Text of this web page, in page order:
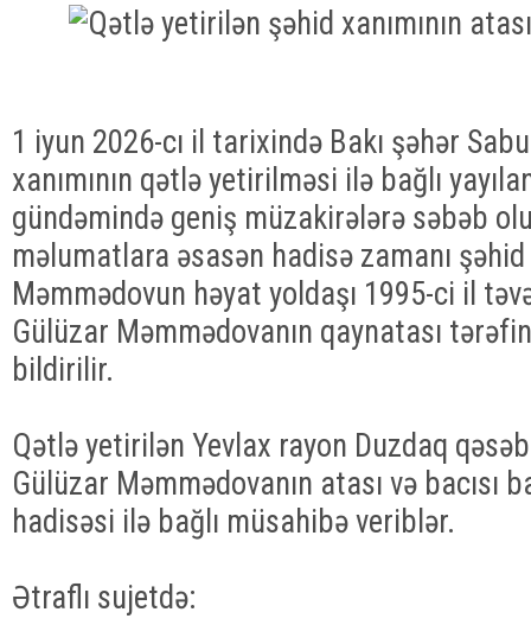
1 iyun 2026-cı il tarixində Bakı şəhər
xanımının qətlə yetirilməsi ilə bağlı
gündəmində geniş müzakirələrə səbəb
məlumatlara əsasən hadisə zamanı
Məmmədovun həyat yoldaşı 1995-ci il
Gülüzar Məmmədovanın qaynatası
bildirilir.
Qətlə yetirilən Yevlax rayon Duzdaq
Gülüzar Məmmədovanın atası və bacısı
hadisəsi ilə bağlı müsahibə veriblər.
Ətraflı sujetdə: